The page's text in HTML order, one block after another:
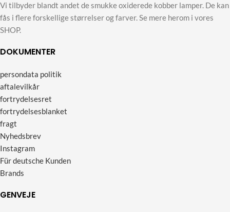
Vi tilbyder blandt andet de smukke oxiderede kobber lamper. De kan
fås i flere forskellige størrelser og farver. Se mere herom i vores
SHOP.
DOKUMENTER
persondata politik
aftalevilkår
fortrydelsesret
fortrydelsesblanket
fragt
Nyhedsbrev
Instagram
Für deutsche Kunden
Brands
GENVEJE